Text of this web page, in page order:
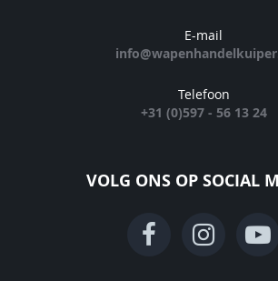
E-mail
Telefoon
+31 (0)597 - 56 13 24
VOLG ONS OP SOCIAL